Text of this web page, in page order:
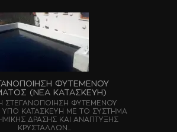
ΦΥΤΕΜΕΝΟΥ
(ΝΕΑ ΚΑΤΑΣΚΕΥΗ)
ΣΤΕΓΑΝΟΠΟΙΗΣΗ ΦΥΤΕΜΕΝΟΥ
ΚΑΤΑΣΚΕΥΗ ΜΕ ΤΟ ΣΥΣΤΗΜΑ
ΔΡΑΣΗΣ ΚΑΙ ΑΝΑΠΤΥΞΗΣ
ΚΡΥΣΤΑΛΛΩΝ...